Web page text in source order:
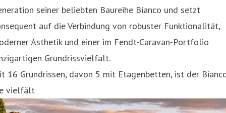
seiner beliebten Baureihe Bianco und setzt
auf die Verbindung von robuster Funktionalität,
Ästhetik und einer im Fendt-Caravan-Portfolio
Grundrissvielfalt.
16 Grundrissen, davon 5 mit Etagenbetten, ist der
vielfält